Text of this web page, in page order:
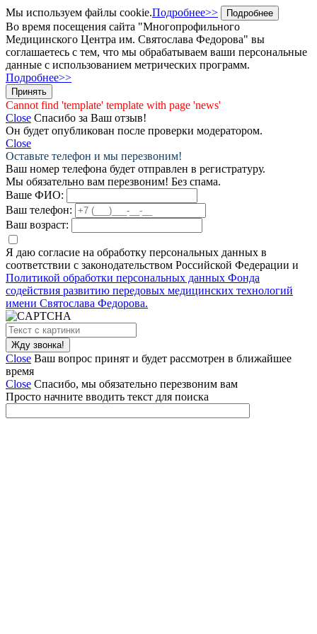
Мы используем файлы cookie.Подробнее>> Подробнее
Во время посещения сайта "Многопрофильного
Медицинского Центра им. Святослава Федорова" вы
соглашаетесь с тем, что мы обрабатываем ваши персональные
данные с использованием метрических программ.
Подробнее>>
Принять
Cannot find 'template' template with page 'news'
Close Спасибо за Ваш отзыв!
Он будет опубликован после проверки модератором.
Close
Оставьте телефон и мы перезвоним!
Ваш номер телефона будет отправлен в регистратуру.
Мы обязательно вам перезвоним! Без спама.
Ваше ФИО:
Ваш телефон:
Ваш возраст:
Я даю согласие на обработку персональных данных в
соответствии с законодательством Российской Федерации и
Политикой обработки персональных данных Фонда
содействия развитию передовых медицинских технологий
имени Святослава Федорова.
Close Ваш вопрос принят и будет рассмотрен в ближайшее
время
Close Спасибо, мы обязательно перезвоним вам
Просто начните вводить текст для поиска